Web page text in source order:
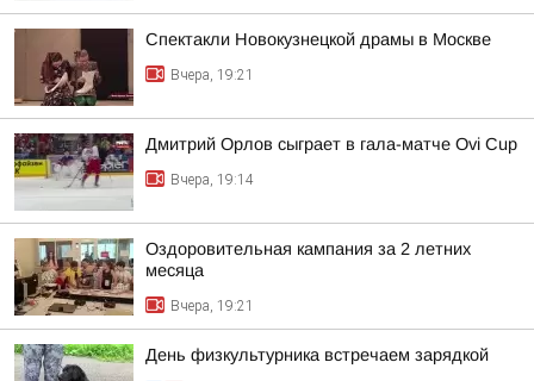
Спектакли Новокузнецкой драмы в Москве
Вчера, 19:21
Дмитрий Орлов сыграет в гала-матче Ovi Cup
Вчера, 19:14
Оздоровительная кампания за 2 летних
месяца
Вчера, 19:21
День физкультурника встречаем зарядкой